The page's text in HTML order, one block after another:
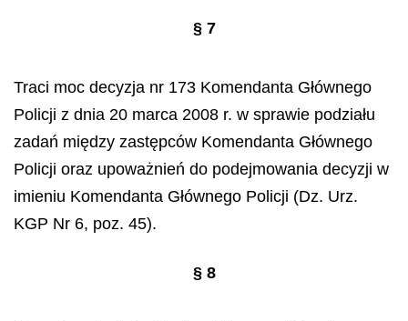
§ 7
Traci moc decyzja nr 173 Komendanta Głównego
Policji z dnia 20 marca 2008 r. w sprawie podziału
zadań między zastępców Komendanta Głównego
Policji oraz upoważnień do podejmowania decyzji w
imieniu Komendanta Głównego Policji (Dz. Urz.
KGP Nr 6, poz. 45).
§ 8